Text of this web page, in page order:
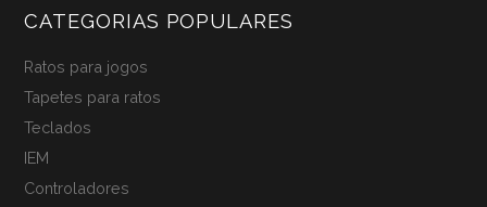
CATEGORIAS POPULARES
Ratos para jogos
Tapetes para ratos
Teclados
IEM
Controladores